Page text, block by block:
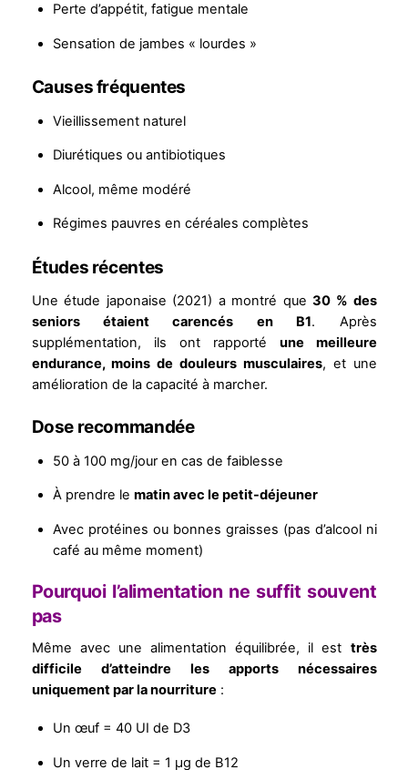
Perte d’appétit, fatigue mentale
Sensation de jambes « lourdes »
Causes fréquentes
Vieillissement naturel
Diurétiques ou antibiotiques
Alcool, même modéré
Régimes pauvres en céréales complètes
Études récentes
Une étude japonaise (2021) a montré que30 % des
seniors étaient carencés en B1. Après
supplémentation, ils ont rapporté une meilleure
endurance, moins de douleurs musculaires, et une
amélioration de la capacité à marcher.
Dose recommandée
50 à 100 mg/jour en cas de faiblesse
À prendre le matin avec le petit-déjeuner
Avec protéines ou bonnes graisses (pas d’alcool ni
café au même moment)
Pourquoi l’alimentation ne suffit souvent
pas
Même avec une alimentation équilibrée, il est très
difficile d’atteindre les apports nécessaires
uniquement par la nourriture :
Un œuf = 40 UI de D3
Un verre de lait = 1 µg de B12